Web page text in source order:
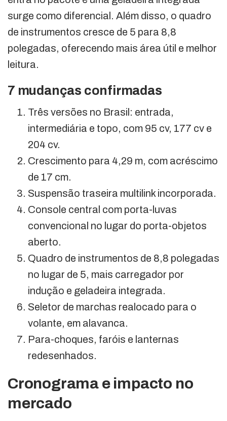
surge como diferencial. Além disso, o quadro
de instrumentos cresce de 5 para 8,8
polegadas, oferecendo mais área útil e melhor
leitura.
7 mudanças confirmadas
Três versões no Brasil: entrada,
intermediária e topo, com 95 cv, 177 cv e
204 cv.
Crescimento para 4,29 m, com acréscimo
de 17 cm.
Suspensão traseira multilink incorporada.
Console central com porta-luvas
convencional no lugar do porta-objetos
aberto.
Quadro de instrumentos de 8,8 polegadas
no lugar de 5, mais carregador por
indução e geladeira integrada.
Seletor de marchas realocado para o
volante, em alavanca.
Para-choques, faróis e lanternas
redesenhados.
Cronograma e impacto no
mercado